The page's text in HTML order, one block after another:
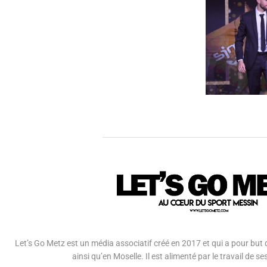
Let’s Go Metz est un média associatif créé en 2017 et qui a pour
ainsi qu’en Moselle. Il est alimenté par le travail de